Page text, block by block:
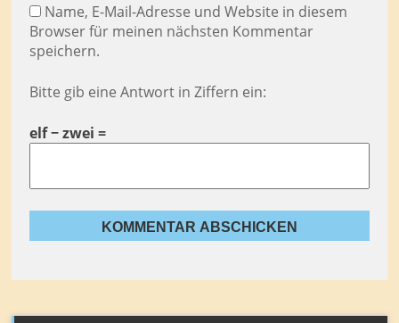
Name, E-Mail-Adresse und Website in diesem
Browser für meinen nächsten Kommentar
speichern.
Bitte gib eine Antwort in Ziffern ein:
elf − zwei =